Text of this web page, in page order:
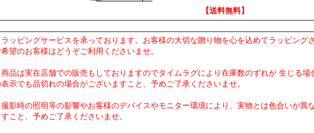
【送料無料】
ッピングサービスを承っております。お客様の大切な贈り物を心を込めてラッピング
望のお客様はどうぞご利用くださいませ。
品は実在店舗での販売もしておりますのでタイムラグにより在庫数のずれが 生じる場
示でも品切れの場合がございますこと、予めご了承くださいませ。
影時の照明等の影響やお客様のデバイスやモニター環境により、実物とは色合いが異
こと、予めご了承くださいませ。